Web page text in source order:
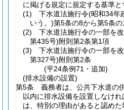
に掲げる規定に規定する基準と
(1)
下水道法施行令(昭和34年
いう。)第5条の8から第5条
(2)
下水道法施行令の一部を
第435号)附則第2条第1項
(3)
下水道法施行令の一部を
第327号)附則第2条
(平24条例71・追加)
(排水設備の設置)
第5条
義務者は、公共下水道の
以内に排水設備を設置しなけれ
は、特別の理由があると認め